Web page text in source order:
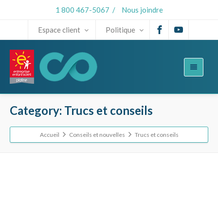
1 800 467-5067 / Nous joindre
Espace client Politique
Category: Trucs et conseils
Accueil Conseils et nouvelles Trucs et conseils